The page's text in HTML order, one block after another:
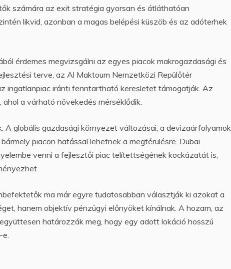
számára az exit stratégia gyorsan és átláthatóan
likvid, azonban a magas belépési küszöb és az adóterhek
érdemes megvizsgálni az egyes piacok makrogazdasági és
terve, az Al Maktoum Nemzetközi Repülőtér
ingatlanpiac iránti fenntartható keresletet támogatják. Az
a várható növekedés mérséklődik.
A globális gazdasági környezet változásai, a devizaárfolyamok
piacon hatással lehetnek a megtérülésre. Dubai
venni a fejlesztői piac telítettségének kockázatát is,
ma már egyre tudatosabban választják ki azokat a
hanem objektív pénzügyi előnyöket kínálnak. A hozam, az
határozzák meg, hogy egy adott lokáció hosszú